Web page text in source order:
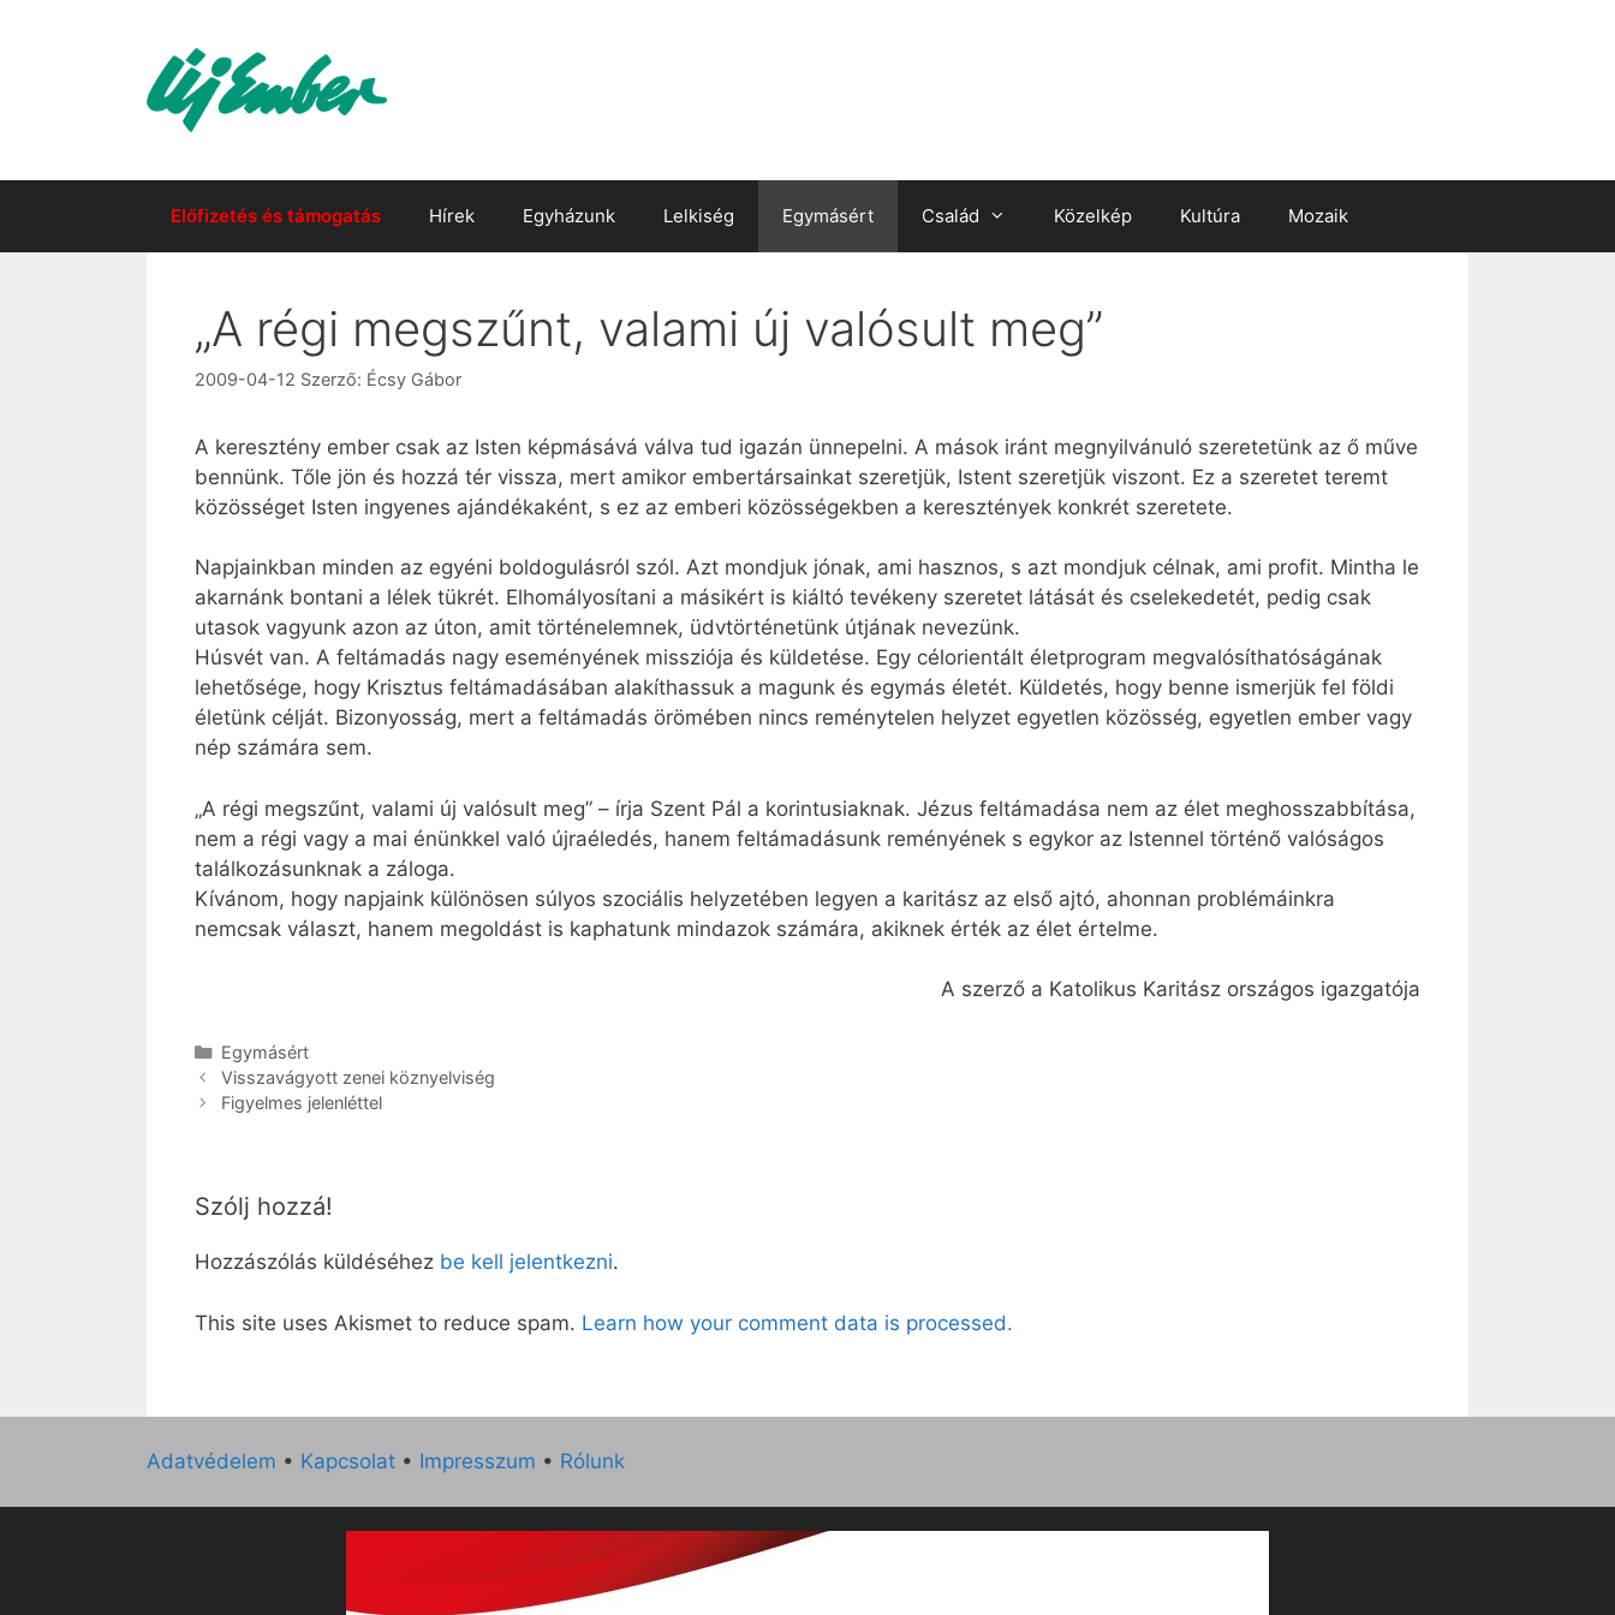
Előfizetés és támogatás Hírek Egyházunk Lelkiség Egymásért Család Közelkép Kultúra Mozaik
„A régi megszűnt, valami új valósult meg”
2009-04-12 Szerző: Écsy Gábor
A keresztény ember csak az Isten képmásává válva tud igazán ünnepelni. A mások iránt megnyilvánuló szeretetünk az ő műve
bennünk. Tőle jön és hozzá tér vissza, mert amikor embertársainkat szeretjük, Istent szeretjük viszont. Ez a szeretet teremt
közösséget Isten ingyenes ajándékaként, s ez az emberi közösségekben a keresztények konkrét szeretete.
Napjainkban minden az egyéni boldogulásról szól. Azt mondjuk jónak, ami hasznos, s azt mondjuk célnak, ami profit. Mintha le
akarnánk bontani a lélek tükrét. Elhomályosítani a másikért is kiáltó tevékeny szeretet látását és cselekedetét, pedig csak
utasok vagyunk azon az úton, amit történelemnek, üdvtörténetünk útjának nevezünk.
Húsvét van. A feltámadás nagy eseményének missziója és küldetése. Egy célorientált életprogram megvalósíthatóságának
lehetősége, hogy Krisztus feltámadásában alakíthassuk a magunk és egymás életét. Küldetés, hogy benne ismerjük fel földi
életünk célját. Bizonyosság, mert a feltámadás örömében nincs reménytelen helyzet egyetlen közösség, egyetlen ember vagy
nép számára sem.
„A régi megszűnt, valami új valósult meg” – írja Szent Pál a korintusiaknak. Jézus feltámadása nem az élet meghosszabbítása,
nem a régi vagy a mai énünkkel való újraéledés, hanem feltámadásunk reményének s egykor az Istennel történő valóságos
találkozásunknak a záloga.
Kívánom, hogy napjaink különösen súlyos szociális helyzetében legyen a karitász az első ajtó, ahonnan problémáinkra
nemcsak választ, hanem megoldást is kaphatunk mindazok számára, akiknek érték az élet értelme.
A szerző a Katolikus Karitász országos igazgatója
Kategória
Egymásért
Visszavágyott zenei köznyelviség
Figyelmes jelenléttel
Szólj hozzá!
Hozzászólás küldéséhez be kell jelentkezni.
This site uses Akismet to reduce spam. Learn how your comment data is processed.
Adatvédelem • Kapcsolat • Impresszum • Rólunk